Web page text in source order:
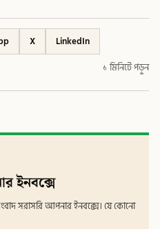
X
LinkedIn
১ মিনিটে পড়ুন
ইনবক্সে
সরাসরি আপনার ইনবক্সে। যে কোনো